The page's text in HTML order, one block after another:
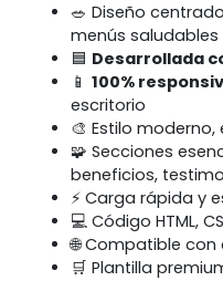
🥗 Diseño
menús saludables
🟦 Desarrollada
📱 100%
escritorio
🎨 Estilo
🧩 Secciones
beneficios,
⚡ Carga rápida y
💻 Código HTML,
🌐 Compatible
🛒 Plantilla